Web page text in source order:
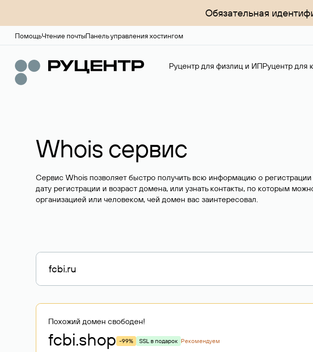
Обязательная
ПомощьЧтение почтыПанель управления хостингом
Руцентр для физлиц и ИПРуцентр для
Whois сервис
Сервис Whois позволяет быстро получить всю информацию о
дату регистрации и возраст домена, или узнать контакты, по которым
организацией или человеком, чей домен вас заинтересовал.
Похожий домен свободен!
fcbi.shop -99% SSL в подарок Рекомендуем